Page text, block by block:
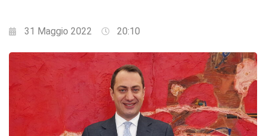
31 Maggio 2022 20:10